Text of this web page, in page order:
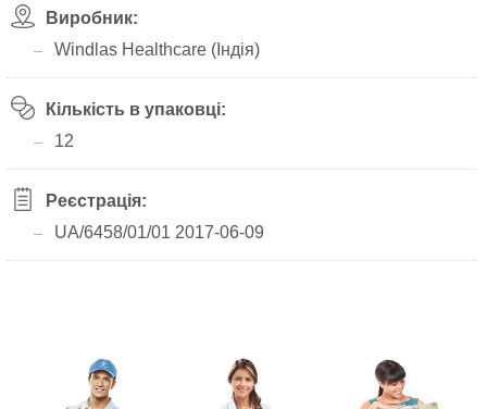
Виробник:
Windlas Healthcare (Індія)
Кількість в упаковці:
12
Реєстрація:
UA/6458/01/01 2017-06-09